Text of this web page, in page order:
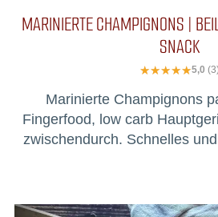
MARINIERTE CHAMPIGNONS |
SNACK
5,0
Marinierte Champignons
Fingerfood, low carb
zwischendurch. Schnelles